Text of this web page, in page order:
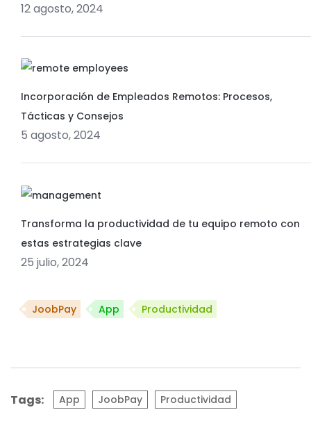
12 agosto, 2024
Incorporación de Empleados Remotos: Procesos,
Tácticas y Consejos
5 agosto, 2024
Transforma la productividad de tu equipo remoto con
estas estrategias clave
25 julio, 2024
JoobPay App Productividad
Tags: App JoobPay Productividad